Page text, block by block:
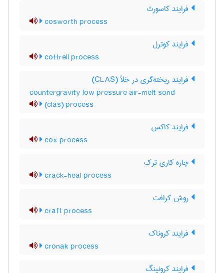
فرایند کاسورث
cosworth process
فرایند کوترل
cottrell process
فرایند ریخته‌گری در خلأ (CLAS)
countergravity low pressure air-melt sond
(clas) process
فرایند کاکس
cox process
چاره کاری ترک
crack-heal process
روش کرافت
craft process
فرایند کروناک
cronak process
فرایند کرونینگ